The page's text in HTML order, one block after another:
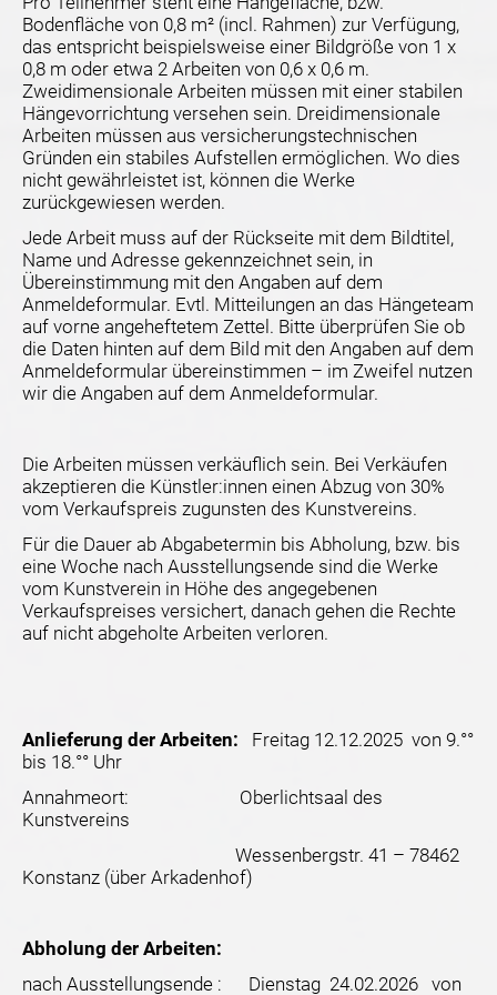
Bodenfläche von 0,8 m² (incl. Rahmen) zur Verfügung,
das entspricht beispielsweise einer Bildgröße von 1 x
0,8 m oder etwa 2 Arbeiten von 0,6 x 0,6 m.
Zweidimensionale Arbeiten müssen mit einer stabilen
Hängevorrichtung versehen sein. Dreidimensionale
Arbeiten müssen aus versicherungstechnischen
Gründen ein stabiles Aufstellen ermöglichen. Wo dies
nicht gewährleistet ist, können die Werke
zurückgewiesen werden.
Jede Arbeit muss auf der Rückseite mit dem Bildtitel,
Name und Adresse gekennzeichnet sein, in
Übereinstimmung mit den Angaben auf dem
Anmeldeformular. Evtl. Mitteilungen an das Hängeteam
auf vorne angeheftetem Zettel. Bitte überprüfen Sie ob
die Daten hinten auf dem Bild mit den Angaben auf dem
Anmeldeformular übereinstimmen – im Zweifel nutzen
wir die Angaben auf dem Anmeldeformular.
Die Arbeiten müssen verkäuflich sein. Bei Verkäufen
akzeptieren die Künstler:innen einen Abzug von 30%
vom Verkaufspreis zugunsten des Kunstvereins.
Für die Dauer ab Abgabetermin bis Abholung, bzw. bis
eine Woche nach Ausstellungsende sind die Werke
vom Kunstverein in Höhe des angegebenen
Verkaufspreises versichert, danach gehen die Rechte
auf nicht abgeholte Arbeiten verloren.
Anlieferung der Arbeiten: Freitag 12.12.2025 von 9.°°
bis 18.°° Uhr
Annahmeort: Oberlichtsaal des
Kunstvereins
Wessenbergstr. 41 – 78462
Konstanz (über Arkadenhof)
Abholung der Arbeiten:
nach Ausstellungsende : Dienstag 24.02.2026 von